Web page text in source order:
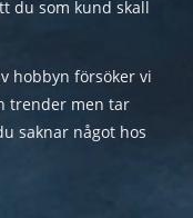
du som kund skall
hobbyn försöker vi
trender men tar
saknar något hos